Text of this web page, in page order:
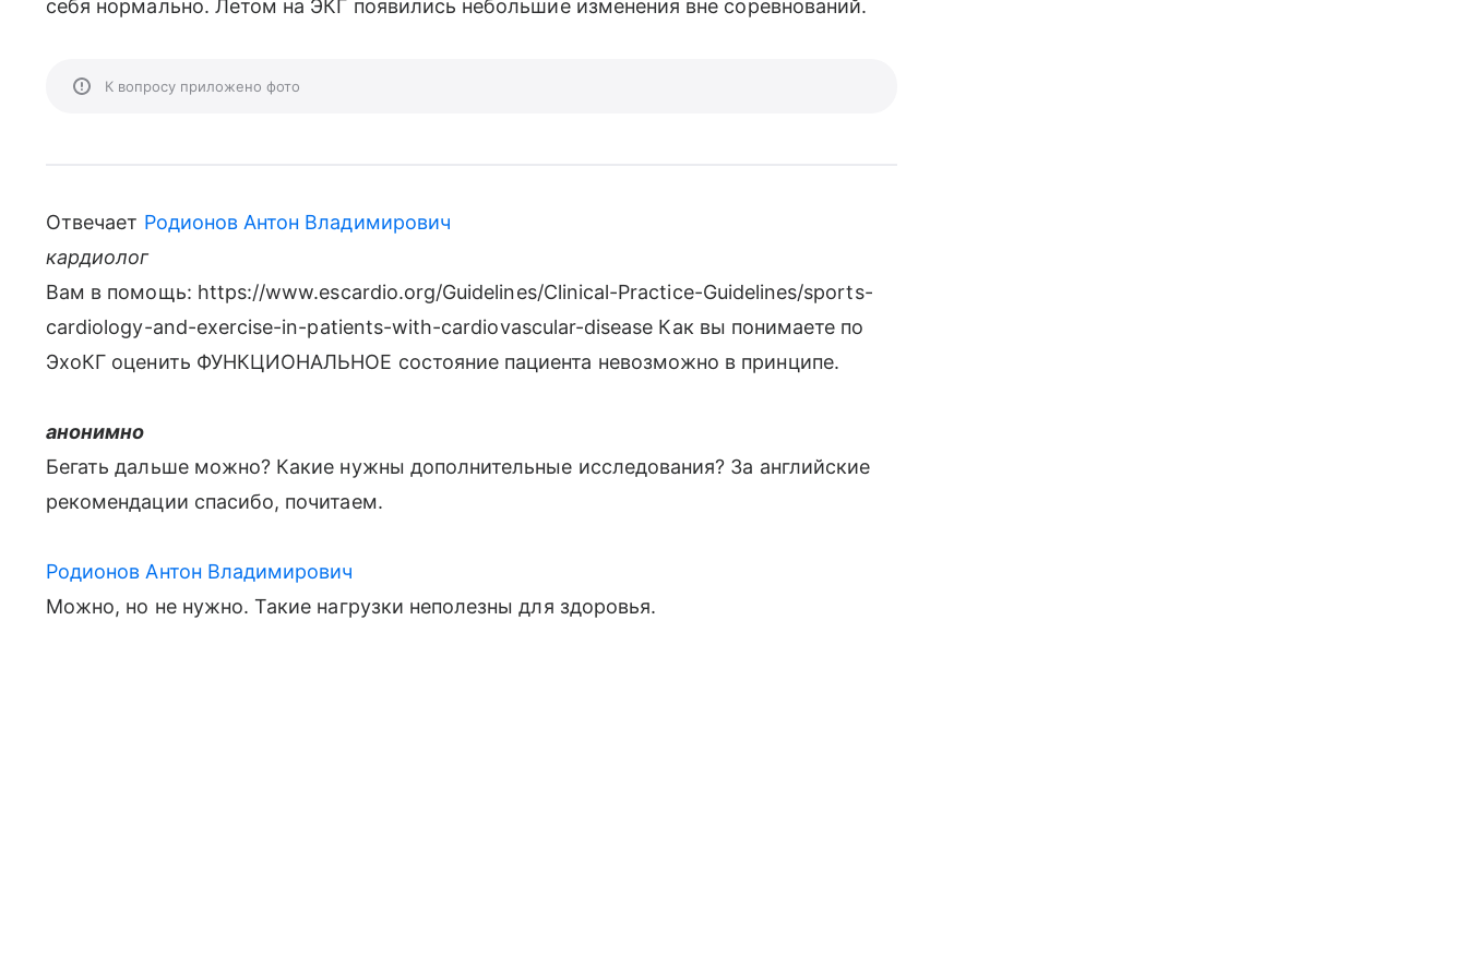
себя нормально. Летом на ЭКГ появились небольшие изменения вне соревнований.
К вопросу приложено фото
Отвечает Родионов Антон Владимирович
кардиолог
Вам в помощь: https://www.escardio.org/Guidelines/Clinical-Practice-Guidelines/sports-
cardiology-and-exercise-in-patients-with-cardiovascular-disease Как вы понимаете по
ЭхоКГ оценить ФУНКЦИОНАЛЬНОЕ состояние пациента невозможно в принципе.
анонимно
Бегать дальше можно? Какие нужны дополнительные исследования? За английские
рекомендации спасибо, почитаем.
Родионов Антон Владимирович
Можно, но не нужно. Такие нагрузки неполезны для здоровья.